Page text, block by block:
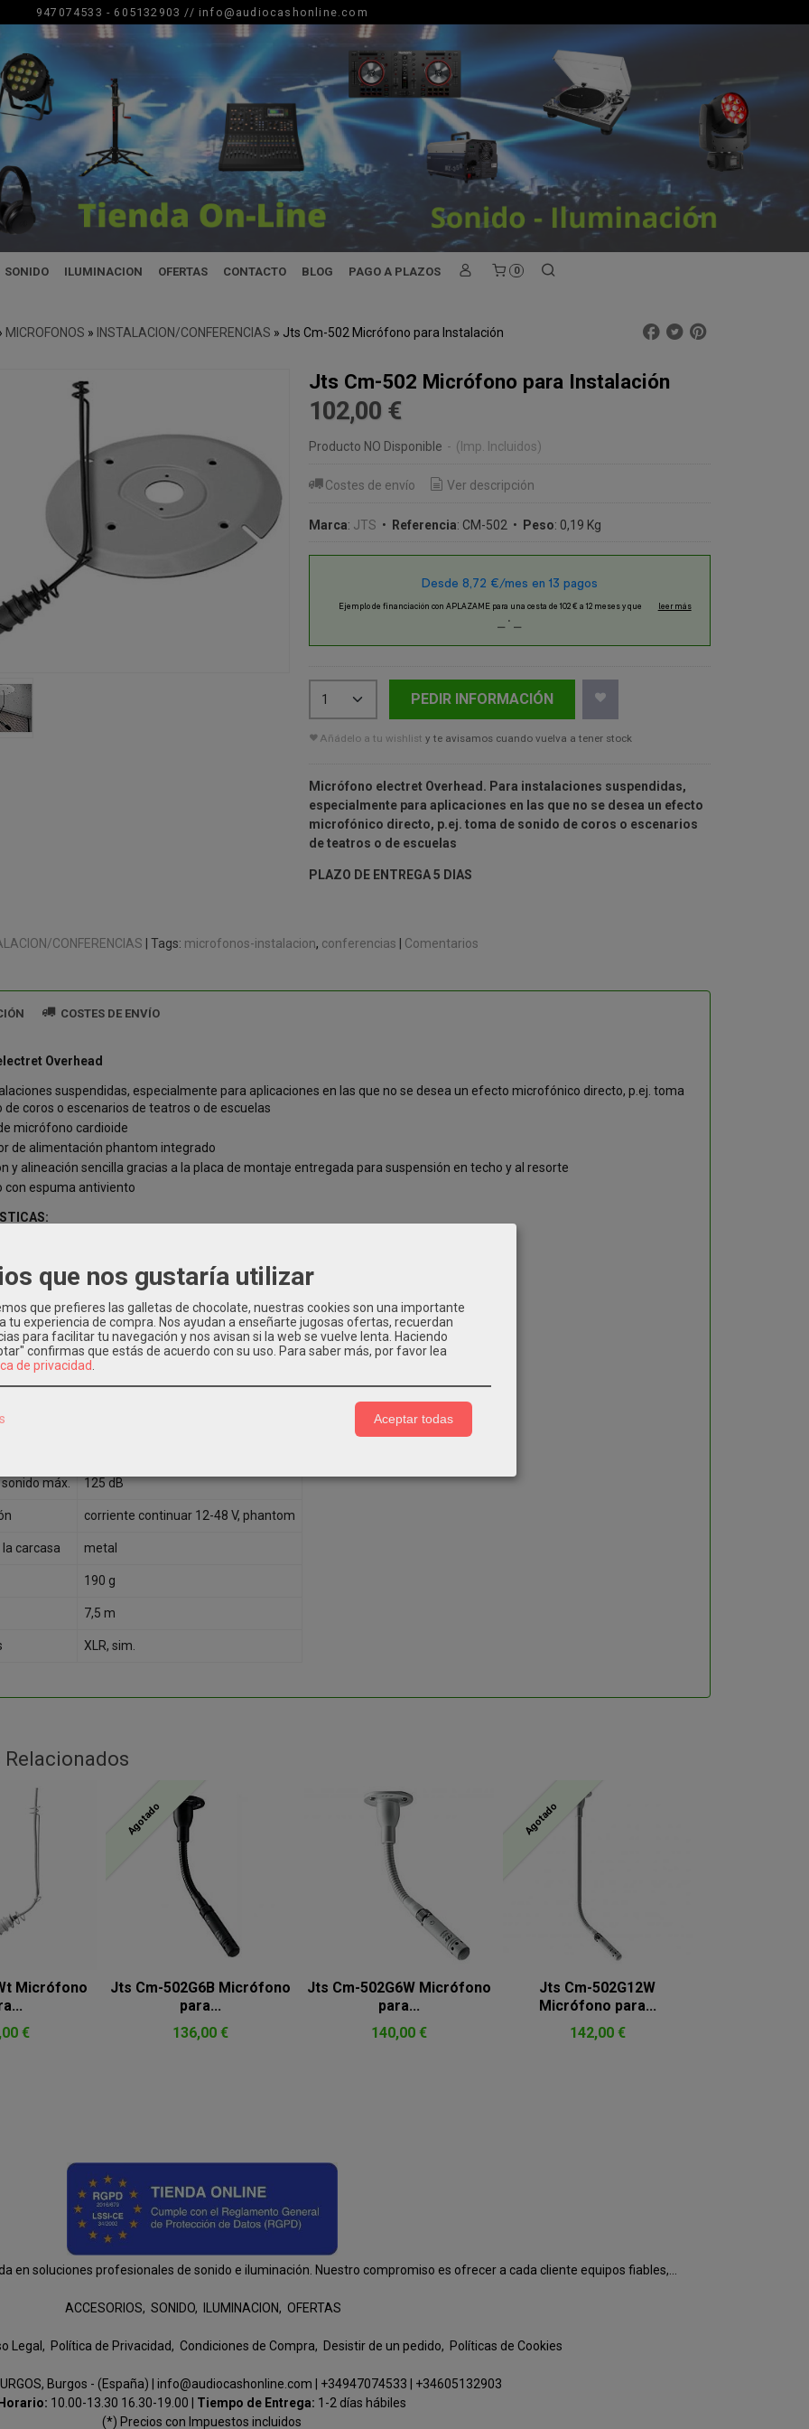
947074533 - 605132903 // info@audiocashonline.com
SONIDO ILUMINACION OFERTAS CONTACTO BLOG PAGO A PLAZOS 0
MICROFONOS » INSTALACION/CONFERENCIAS » Jts Cm-502 Micrófono para Instalación
Jts Cm-502 Micrófono para Instalación
102,00 €
Producto NO Disponible - (Imp. Incluidos)
Costes de envío Ver descripción
Marca: JTS • Referencia: CM-502 • Peso: 0,19 Kg
PEDIR INFORMACIÓN
Añádelo a tu wishlist y te avisamos cuando vuelva a tener stock
Micrófono electret Overhead. Para instalaciones suspendidas,
especialmente para aplicaciones en las que no se desea un efecto
microfónico directo, p.ej. toma de sonido de coros o escenarios
de teatros o de escuelas
PLAZO DE ENTREGA 5 DIAS
CONFERENCIAS Tags: microfonos-instalacion conferencias Comentarios
COSTES DE ENVÍO
Overhead
suspendidas, especialmente para aplicaciones en las que no se desea un efecto microfónico directo, p.ej. toma
de coros o escenarios de teatros o de escuelas
micrófono cardioide
de alimentación phantom integrado
y alineación sencilla gracias a la placa de montaje entregada para suspensión en techo y al resorte
con espuma antiviento
cable
supercardioíde
electret
audio 100-18.000 Hz
máx. 125 dB
corriente continuar 12-48 V, phantom
carcasa metal
190 g
7,5 m
XLR, sim.
Micrófono
€
Agotado
Jts Cm-502G6B Micrófono
para...
136,00 €
Jts Cm-502G6W Micrófono
para...
140,00 €
Agotado
Jts Cm-502G12W
Micrófono para...
142,00 €
en soluciones profesionales de sonido e iluminación. Nuestro compromiso es ofrecer a cada cliente equipos fiables,...
ACCESORIOS SONIDO ILUMINACION OFERTAS
Legal Política de Privacidad Condiciones de Compra Desistir de un pedido Políticas de Cookies
Burgos - (España) | info@audiocashonline.com | +34947074533
+34605132903
Horario: 10.00-13.30 16.30-19.00 | Tiempo de Entrega: 1-2 días hábiles
(*) Precios con Impuestos incluidos
que nos gustaría utilizar
que prefieres las galletas de chocolate, nuestras cookies son una importante
tu experiencia de compra. Nos ayudan a enseñarte jugosas ofertas, recuerdan
para facilitar tu navegación y nos avisan si la web se vuelve lenta. Haciendo
confirmas que estás de acuerdo con su uso. Para saber más, por favor lea
de privacidad
Aceptar todas